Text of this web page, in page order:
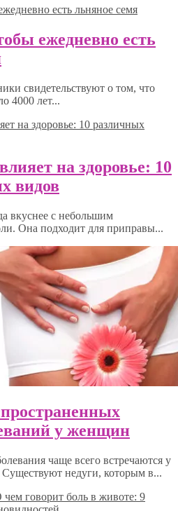
ежедневно есть
свидетельствуют о том, что
4000 лет...
на здоровье: 10
видов
вкуснее с небольшим
Она подходит для приправы...
у женщин
чаще всего встречаются у
недуги, которым в...